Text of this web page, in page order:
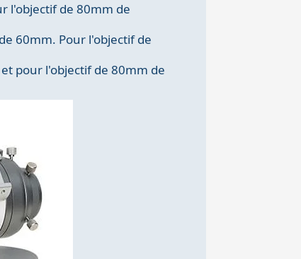
l'objectif de 80mm de
60mm. Pour l'objectif de
pour l'objectif de 80mm de